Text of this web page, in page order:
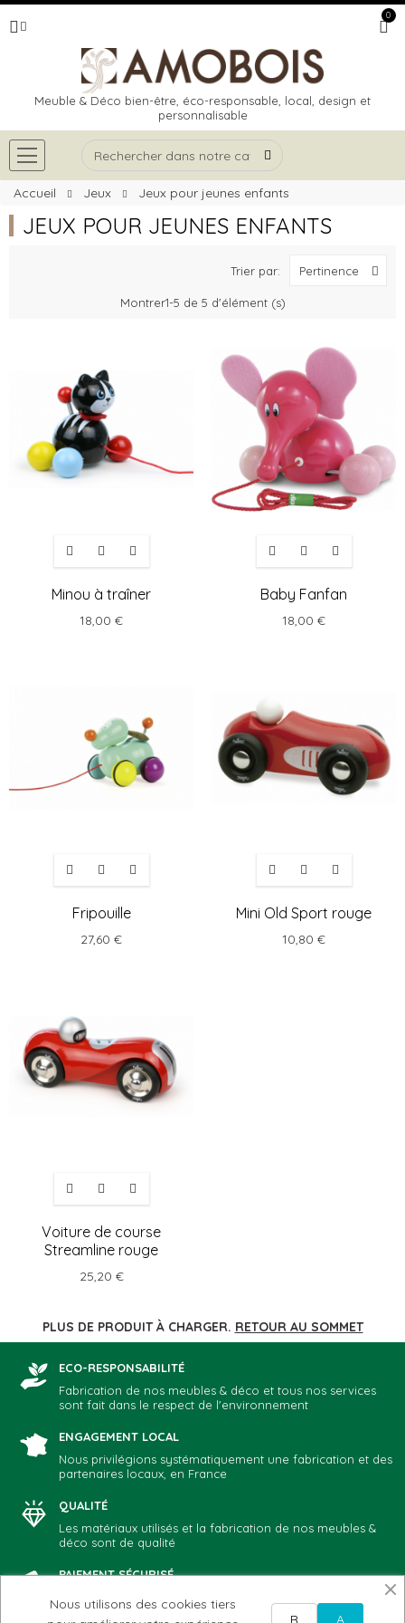
0
Meuble & Déco bien-être, éco-responsable, local, design et
personnalisable
Accueil Jeux Jeux pour jeunes enfants
JEUX POUR JEUNES ENFANTS
Trier par: Pertinence
Montrer1-5 de 5 d'élément (s)
Minou à traîner
18,00 €
Baby Fanfan
18,00 €
Fripouille
27,60 €
Mini Old Sport rouge
10,80 €
Voiture de course
Streamline rouge
25,20 €
PLUS DE PRODUIT À CHARGER. RETOUR AU SOMMET
ECO-RESPONSABILITÉ
Fabrication de nos meubles & déco et tous nos services
sont fait dans le respect de l'environnement
ENGAGEMENT LOCAL
Nous privilégions systématiquement une fabrication et des
partenaires locaux, en France
QUALITÉ
Les matériaux utilisés et la fabrication de nos meubles &
déco sont de qualité
PAIEMENT SÉCURISÉ
Vous choisissez votre mode de paiement préféré: CB,
Paypal, chèque, virement
Nous utilisons des cookies tiers
A
R